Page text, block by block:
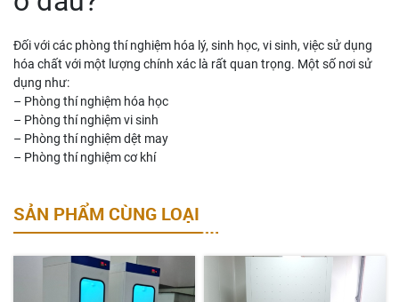
Đối với các phòng thí nghiệm hóa lý, sinh học, vi sinh, việc sử dụng
hóa chất với một lượng chính xác là rất quan trọng. Một số nơi sử
dụng như:
– Phòng thí nghiệm hóa học
– Phòng thí nghiệm vi sinh
– Phòng thí nghiệm dệt may
– Phòng thí nghiệm cơ khí
SẢN PHẨM CÙNG LOẠI